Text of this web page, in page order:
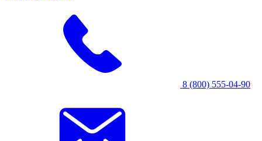
8 (800) 555-04-90